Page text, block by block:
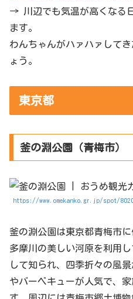
→ 川辺でも気温が高くなる
ます。
わんちゃんがハァハァして
ょう。
東京都
釜の淵公園（青梅市）
https://www.omekanko.gr.jp/spot/
釜の淵公園は東京都青梅市
多摩川の美しい河原を利用
して知られ、四季折々の風
やバーベキューが人気で、